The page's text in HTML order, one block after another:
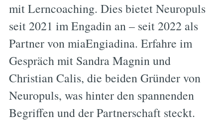
mit Lerncoaching. Dies bietet Neuropuls
seit 2021 im Engadin an – seit 2022 als
Partner von miaEngiadina. Erfahre im
Gespräch mit Sandra Magnin und
Christian Calis, die beiden Gründer von
Neuropuls, was hinter den spannenden
Begriffen und der Partnerschaft steckt.